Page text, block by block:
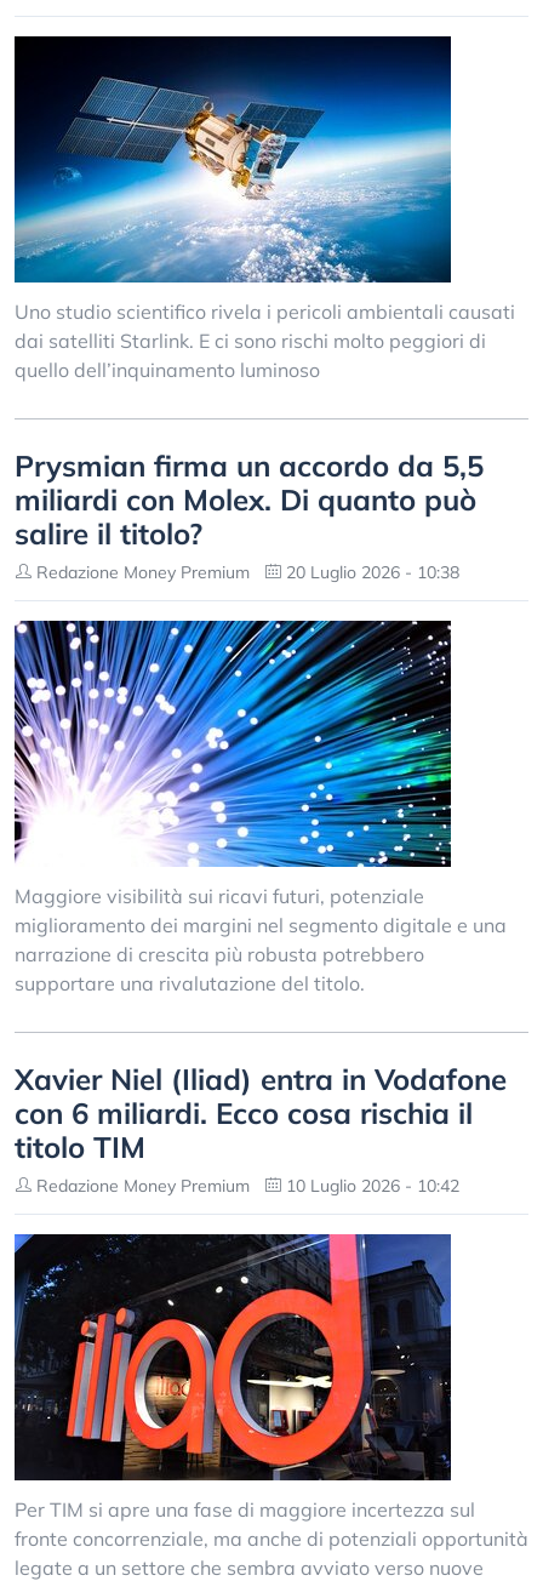
Uno studio scientifico rivela i pericoli ambientali causati
dai satelliti Starlink. E ci sono rischi molto peggiori di
quello dell’inquinamento luminoso
Prysmian firma un accordo da 5,5
miliardi con Molex. Di quanto può
salire il titolo?
Redazione Money Premium 20 Luglio 2026 - 10:38
Maggiore visibilità sui ricavi futuri, potenziale
miglioramento dei margini nel segmento digitale e una
narrazione di crescita più robusta potrebbero
supportare una rivalutazione del titolo.
Xavier Niel (Iliad) entra in Vodafone
con 6 miliardi. Ecco cosa rischia il
titolo TIM
Redazione Money Premium 10 Luglio 2026 - 10:42
Per TIM si apre una fase di maggiore incertezza sul
fronte concorrenziale, ma anche di potenziali opportunità
legate a un settore che sembra avviato verso nuove